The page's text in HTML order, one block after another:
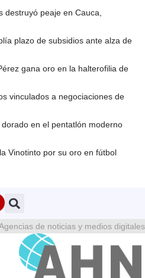
destruyó peaje en Cauca,
plazo de subsidios ante alza de
gana oro en la halterofilia de
vinculados a negociaciones de
en el pentatlón moderno
Vinotinto por su oro en fútbol
de noticias y medios digitales